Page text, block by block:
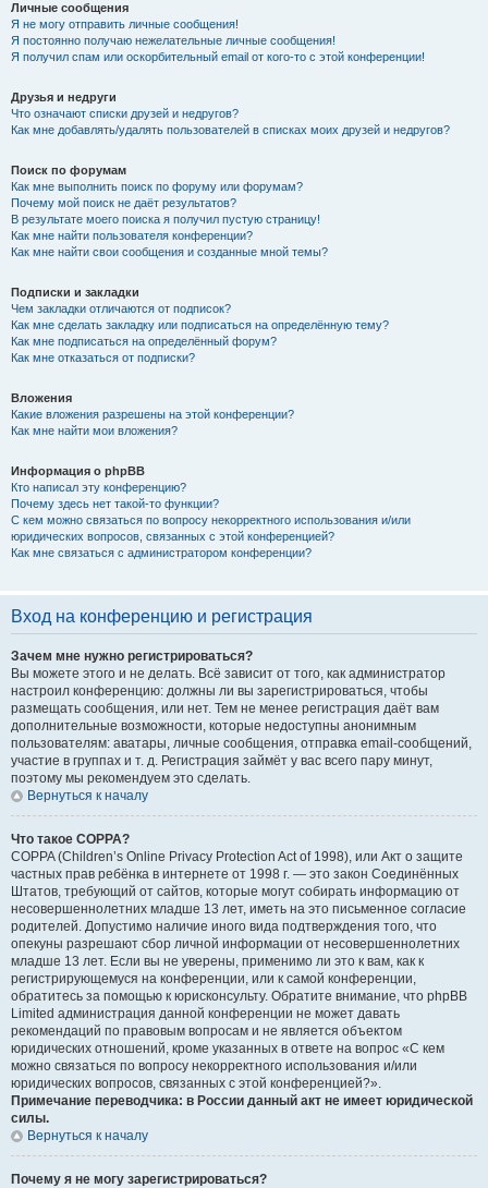
Личные сообщения
Я не могу отправить личные сообщения!
Я постоянно получаю нежелательные личные сообщения!
Я получил спам или оскорбительный email от кого-то с этой конференции!
Друзья и недруги
Что означают списки друзей и недругов?
Как мне добавлять/удалять пользователей в списках моих друзей и недругов?
Поиск по форумам
Как мне выполнить поиск по форуму или форумам?
Почему мой поиск не даёт результатов?
В результате моего поиска я получил пустую страницу!
Как мне найти пользователя конференции?
Как мне найти свои сообщения и созданные мной темы?
Подписки и закладки
Чем закладки отличаются от подписок?
Как мне сделать закладку или подписаться на определённую тему?
Как мне подписаться на определённый форум?
Как мне отказаться от подписки?
Вложения
Какие вложения разрешены на этой конференции?
Как мне найти мои вложения?
Информация о phpBB
Кто написал эту конференцию?
Почему здесь нет такой-то функции?
С кем можно связаться по вопросу некорректного использования и/или
юридических вопросов, связанных с этой конференцией?
Как мне связаться с администратором конференции?
Вход на конференцию и регистрация
Зачем мне нужно регистрироваться?
Вы можете этого и не делать. Всё зависит от того, как администратор
настроил конференцию: должны ли вы зарегистрироваться, чтобы
размещать сообщения, или нет. Тем не менее регистрация даёт вам
дополнительные возможности, которые недоступны анонимным
пользователям: аватары, личные сообщения, отправка email-сообщений,
участие в группах и т. д. Регистрация займёт у вас всего пару минут,
поэтому мы рекомендуем это сделать.
Вернуться к началу
Что такое COPPA?
COPPA (Children’s Online Privacy Protection Act of 1998), или Акт о защите
частных прав ребёнка в интернете от 1998 г. — это закон Соединённых
Штатов, требующий от сайтов, которые могут собирать информацию от
несовершеннолетних младше 13 лет, иметь на это письменное согласие
родителей. Допустимо наличие иного вида подтверждения того, что
опекуны разрешают сбор личной информации от несовершеннолетних
младше 13 лет. Если вы не уверены, применимо ли это к вам, как к
регистрирующемуся на конференции, или к самой конференции,
обратитесь за помощью к юрисконсульту. Обратите внимание, что phpBB
Limited администрация данной конференции не может давать
рекомендаций по правовым вопросам и не является объектом
юридических отношений, кроме указанных в ответе на вопрос «С кем
можно связаться по вопросу некорректного использования и/или
юридических вопросов, связанных с этой конференцией?».
Примечание переводчика: в России данный акт не имеет юридической
силы.
Вернуться к началу
Почему я не могу зарегистрироваться?